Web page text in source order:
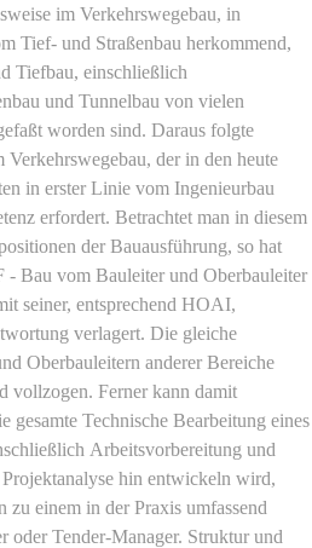
im Verkehrswegebau, in
Tief- und Straßenbau herkommend,
Tiefbau, einschließlich
und Tunnelbau von vielen
worden sind. Daraus folgte
der in den heute
in erster Linie vom Ingenieurbau
erfordert. Betrachtet man in diesem
der Bauausführung, so hat
- Bau vom Bauleiter und Oberbauleiter
seiner, entsprechend HOAI,
verlagert. Die gleiche
Oberbauleitern anderer Bereiche
vollzogen. Ferner kann damit
gesamte Technische Bearbeitung eines
Arbeitsvorbereitung und
hin entwickeln wird,
einem in der Praxis umfassend
oder Tender-Manager. Struktur und